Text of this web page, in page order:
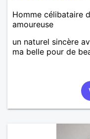
Homme célibataire
amoureuse
un naturel sincère
ma belle pour de